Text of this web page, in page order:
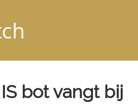
bot vangt bij